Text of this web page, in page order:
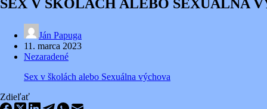
SEX V ŠKOLÁCH ALEBO SEXUÁLNA
Ján Papuga
11. marca 2023
Nezaradené
Sex v školách alebo Sexuálna výchova
Zdieľať